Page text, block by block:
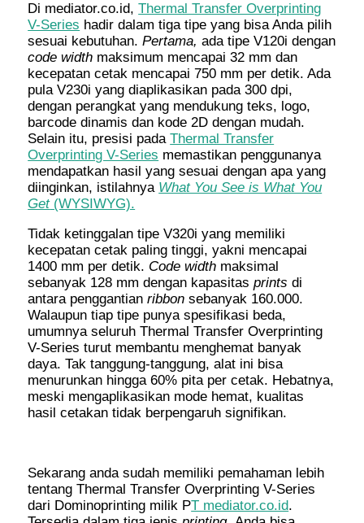
Di mediator.co.id,Thermal Transfer Overprinting
V-Series hadir dalam tiga tipe yang bisa Anda pilih
sesuai kebutuhan.Pertama,ada tipe V120i dengan
code width maksimum mencapai 32 mm dan
kecepatan cetak mencapai 750 mm per detik. Ada
pula V230i yang diaplikasikan pada 300 dpi,
dengan perangkat yang mendukung teks, logo,
barcode dinamis dan kode 2D dengan mudah.
Selain itu, presisi padaThermal Transfer
Overprinting V-Series memastikan penggunanya
mendapatkan hasil yang sesuai dengan apa yang
diinginkan, istilahnya What You See is What You
Get(WYSIWYG).
Tidak ketinggalan tipe V320i yang memiliki
kecepatan cetak paling tinggi, yakni mencapai
1400 mm per detik. Code width maksimal
sebanyak 128 mm dengan kapasitasprintsdi
antara penggantianribbonsebanyak 160.000.
Walaupun tiap tipe punya spesifikasi beda,
umumnya seluruh Thermal Transfer Overprinting
V-Series turut membantu menghemat banyak
daya. Tak tanggung-tanggung, alat ini bisa
menurunkan hingga 60% pita per cetak. Hebatnya,
meski mengaplikasikan mode hemat, kualitas
hasil cetakan tidak berpengaruh signifikan.
Sekarang anda sudah memiliki pemahaman lebih
tentang Thermal Transfer Overprinting V-Series
dari Dominoprinting milik PT mediator.co.id.